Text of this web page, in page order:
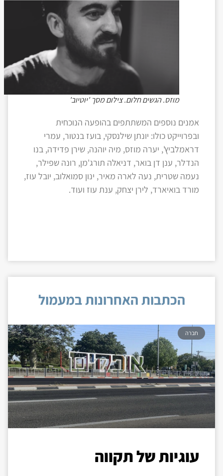
מוזס. הגשים חלום. צילום מסך 'יוטיוב'
אמנים נוספים המשתתפים בהופעה הנוכחית
ובפרוייקט כולו: יונתן שילנסקי, בועז בנטור, עמרי
דראמלביץ', יערה מוזס, מיה יוהנה, שירן פדידה, בנו
הנדלר, ענן דן בואר, דניאלה תורג'מן, רונה שפילר,
נעמה שטרית, נעה לארה מאיר, ינון סמואלוב, יובל עוז,
מורד בואיארד, לירן יצחק, ענת עוז ועוד.
הכתבות האחרונות במעמול
חברה
עוגיות של תקווה